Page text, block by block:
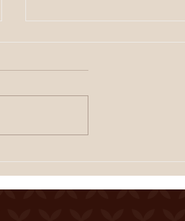
ETE SIERROIS
Cour de la Ferme du
dégustation des crus du